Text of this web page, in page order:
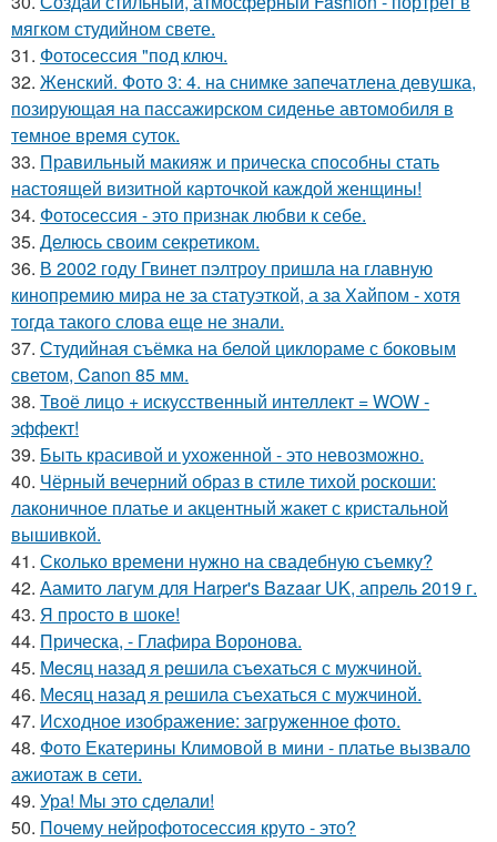
мягком студийном свете.
31. Фотосессия "под ключ.
32. Женский. Фото 3: 4. на снимке запечатлена девушка,
позирующая на пассажирском сиденье автомобиля в
темное время суток.
33. Правильный макияж и прическа способны стать
настоящей визитной карточкой каждой женщины!
34. Фотосессия - это признак любви к себе.
35. Делюсь своим секретиком.
36. В 2002 году Гвинет пэлтроу пришла на главную
кинопремию мира не за статуэткой, а за Хайпом - хотя
тогда такого слова еще не знали.
37. Студийная съёмка на белой циклораме с боковым
светом, Canon 85 мм.
38. Твоё лицо + искусственный интеллект = WOW -
эффект!
39. Быть красивой и ухоженной - это невозможно.
40. Чёрный вечерний образ в стиле тихой роскоши:
лаконичное платье и акцентный жакет с кристальной
вышивкой.
41. Сколько времени нужно на свадебную съемку?
42. Аамито лагум для Harper's Bazaar UK, апрель 2019 г.
43. Я просто в шоке!
44. Прическа, - Глафира Воронова.
45. Мeсяц назад я рeшила съeхаться с мужчиной.
46. Мeсяц нaзад я рeшила съeхаться с мужчиной.
47. Исходное изображение: загруженное фото.
48. Фото Екатерины Климовой в мини - платье вызвало
ажиотаж в сети.
49. Ура! Мы это сделали!
50. Почему нейрофотосессия круто - это?